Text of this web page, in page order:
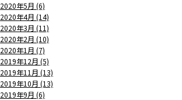
2020年5月 (6)
2020年4月 (14)
2020年3月 (11)
2020年2月 (10)
2020年1月 (7)
2019年12月 (5)
2019年11月 (13)
2019年10月 (13)
2019年9月 (6)